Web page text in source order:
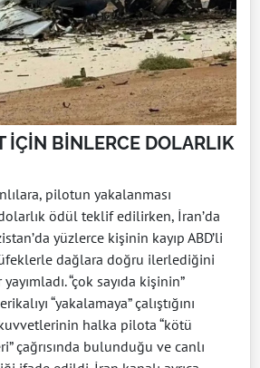
İÇİN BİNLERCE DOLARLIK
pilotun yakalanması
ödül teklif edilirken, İran’da
yüzlerce kişinin kayıp ABD’li
dağlara doğru ilerlediğini
“çok sayıda kişinin”
“yakalamaya” çalıştığını
halka pilota “kötü
çağrısında bulunduğu ve canlı